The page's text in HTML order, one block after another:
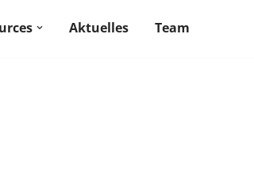
Aktuelles Team